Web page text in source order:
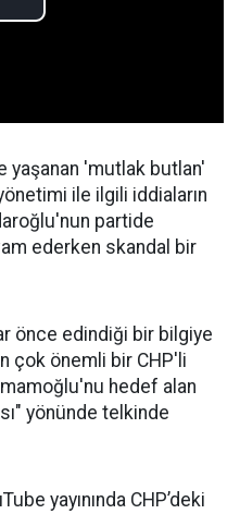
yaşanan 'mutlak butlan'
ile ilgili iddiaların
partide
ederken skandal bir
önce edindiği bir bilgiye
çok önemli bir CHP'li
hedef alan
yönünde telkinde
yayınında CHP’deki